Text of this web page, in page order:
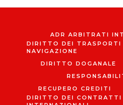
ADR ARBITRATI
DIRITTO DEI TRASPORTI
NAVIGAZIONE
DIRITTO DOGANALE
RECUPERO CREDITI
DIRITTO DEI CONTRATTI